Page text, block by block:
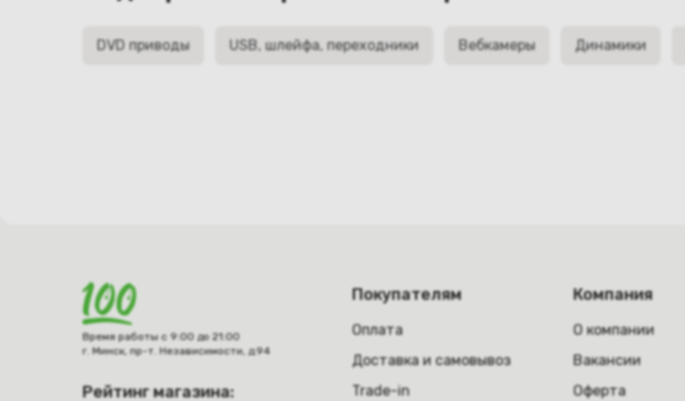
DVD приводы USB, шлейфа, переходники Вебкамеры Динамики
Время работы с 9:00 до 21:00
г. Минск, пр-т. Независимости, д.94
Рейтинг магазина:
Покупателям
Оплата
Доставка и самовывоз
Trade-in
Компания
О компании
Вакансии
Оферта